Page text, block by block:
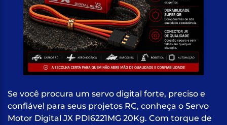
Se você procura um servo digital forte, preciso e
confiável para seus projetos RC, conheça o Servo
Motor Digital JX PDI6221MG 20Kg. Com torque de